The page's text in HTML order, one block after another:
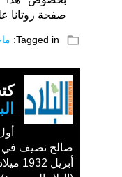
صفحة روتانا
folder_open
Tagged in: